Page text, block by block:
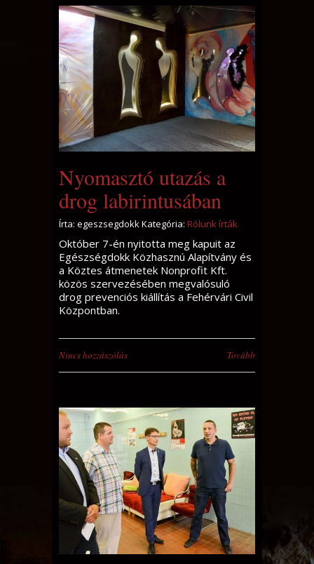
Nyomasztó utazás a
drog labirintusában
Írta: egeszsegdokk Kategória: Rólunk írták
Október 7-én nyitotta meg kapuit az
Egészségdokk Közhasznú Alapítvány és
a Köztes átmenetek Nonprofit Kft.
közös szervezésében megvalósuló
drog prevenciós kiállítás a Fehérvári Civil
Központban.
Nincs hozzászólás Tovább